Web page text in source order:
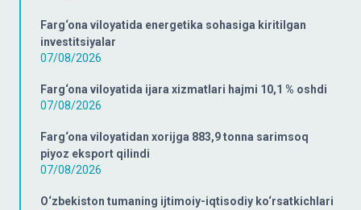
Farg‘ona viloyatida energetika sohasiga kiritilgan
investitsiyalar
07/08/2026
Farg‘ona viloyatida ijara xizmatlari hajmi 10,1 % oshdi
07/08/2026
Farg‘ona viloyatidan xorijga 883,9 tonna sarimsoq
piyoz eksport qilindi
07/08/2026
O‘zbekiston tumaning ijtimoiy-iqtisodiy ko‘rsatkichlari